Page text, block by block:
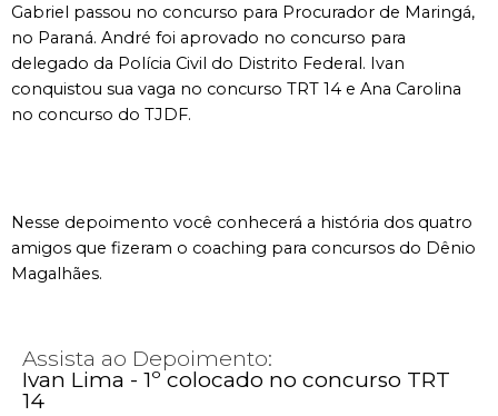
Gabriel passou no concurso para Procurador de Maringá,
no Paraná. André foi aprovado no concurso para
delegado da Polícia Civil do Distrito Federal. Ivan
conquistou sua vaga no concurso TRT 14 e Ana Carolina
no concurso do TJDF.
Nesse depoimento você conhecerá a história dos quatro
amigos que fizeram o coaching para concursos do Dênio
Magalhães.
Assista ao Depoimento:
Ivan Lima - 1º colocado no concurso TRT
14